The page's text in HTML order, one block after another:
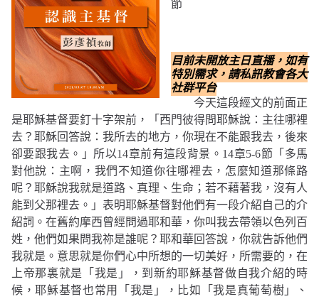
節
目前未開放主日直播，如有
特別需求，請私訊教會各大
社群平台
今天這段經文的前面正
是耶穌基督要釘十字架前，
「西門彼得問耶穌說：主往哪裡
去？耶穌回答說：我所去的地方，你現在不能跟我去，後來
卻要跟我去。」 所以14章前有這段背景。 14章5-6節 「多馬
對他說：主啊，我們不知道你往哪裡去，怎麼知道那條路
呢？耶穌說我就是道路、真理、生命；若不藉著我，沒有人
能到父那裡去。」 表明耶穌基督對他們有一段介紹自己的介
紹詞。在舊約摩西曾經問過耶和華，你叫我去帶領以色列百
姓，他們如果問我祢是誰呢？耶和華回答說，你就告訴他們
我就是。意思就是你們心中所想的一切美好，所需要的，在
上帝那裏就是「我是」，到新約耶穌基督做自我介紹的時
候，耶穌基督也常用「我是」，比如
「我是真葡萄樹」
、